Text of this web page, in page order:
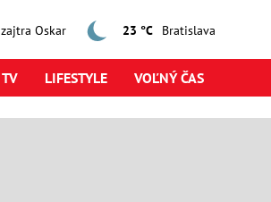
Oskar 23 °C
LIFESTYLE VOĽNÝ ČAS